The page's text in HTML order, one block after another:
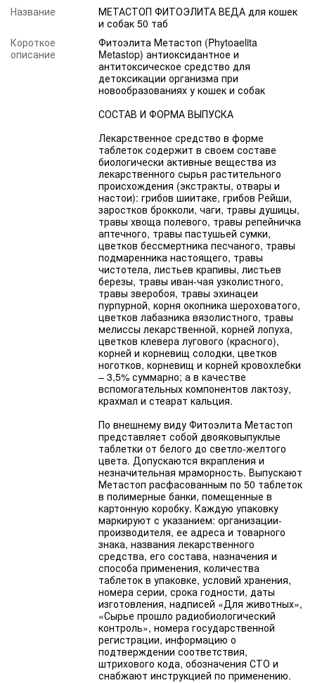
Название
МЕТАСТОП ФИТОЭЛИТА ВЕДА для кошек
и собак 50 таб
Короткое
описание
Фитоэлита Метастоп (Phytoаelita
Metastop) антиоксидантное и
антитоксическое средство для
детоксикации организма при
новообразованиях у кошек и собак
СОСТАВ И ФОРМА ВЫПУСКА
Лекарственное средство в форме
таблеток содержит в своем составе
биологически активные вещества из
лекарственного сырья растительного
происхождения (экстракты, отвары и
настои): грибов шиитаке, грибов Рейши,
заростков брокколи, чаги, травы душицы,
травы хвоща полевого, травы репейничка
аптечного, травы пастушьей сумки,
цветков бессмертника песчаного, травы
подмаренника настоящего, травы
чистотела, листьев крапивы, листьев
березы, травы иван-чая узколистного,
травы зверобоя, травы эхинацеи
пурпурной, корня окопника шероховатого,
цветков лабазника вязолистного, травы
мелиссы лекарственной, корней лопуха,
цветков клевера лугового (красного),
корней и корневищ солодки, цветков
ноготков, корневищ и корней кровохлебки
– 3,5% суммарно; а в качестве
вспомогательных компонентов лактозу,
крахмал и стеарат кальция.
По внешнему виду Фитоэлита Метастоп
представляет собой двояковыпуклые
таблетки от белого до светло-желтого
цвета. Допускаются вкрапления и
незначительная мраморность. Выпускают
Метастоп расфасованным по 50 таблеток
в полимерные банки, помещенные в
картонную коробку. Каждую упаковку
маркируют с указанием: организации-
производителя, ее адреса и товарного
знака, названия лекарственного
средства, его состава, назначения и
способа применения, количества
таблеток в упаковке, условий хранения,
номера серии, срока годности, даты
изготовления, надписей «Для животных»,
«Сырье прошло радиобиологический
контроль», номера государственной
регистрации, информацию о
подтверждении соответствия,
штрихового кода, обозначения СТО и
снабжают инструкцией по применению.